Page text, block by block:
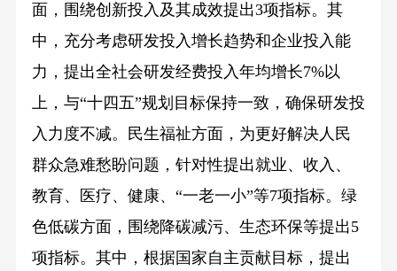
面，围绕创新投入及其成效提出3项指标。其
中，充分考虑研发投入增长趋势和企业投入能
力，提出全社会研发经费投入年均增长7%以
上，与“十四五”规划目标保持一致，确保研发投
入力度不减。民生福祉方面，为更好解决人民
群众急难愁盼问题，针对性提出就业、收入、
教育、医疗、健康、“一老一小”等7项指标。绿
色低碳方面，围绕降碳减污、生态环保等提出5
项指标。其中，根据国家自主贡献目标，提出